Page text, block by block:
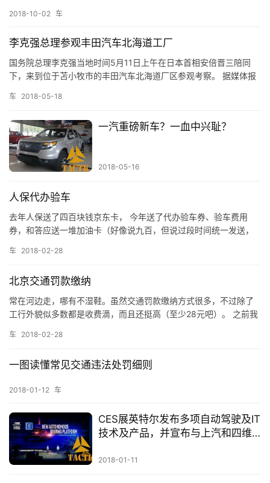
首
战
术
客
K
淘
宝
T
K
微
题
装
备
资
料
登录
2018-10-02 车
李克强总理参观丰田汽车北海道工厂
国务院总理李克强当地时间5月11日上午在日本首相安倍晋三陪同
下，来到位于苫小牧市的丰田汽车北海道厂区参观考察。 据媒体报
总理，主要报道的技术有三个：多功能出行平台、自动驾驶、氢燃
纯电动车，以及加满油续航里程可达1000公里的汽车等。 在此我…
车 2018-05-18
一汽重磅新车？一血中兴耻？
2018-05-16
人保代办验车
去年人保送了四百块钱京东卡， 今年送了代办验车券、验车费用
券，和答应送一堆加油卡（好像说九百，但说过段时间统一发送，
接在领取界面拨打了人保预约，问了券号和一些信息，就约定了时
话，约好时间地点，带上“交强险打印件（因为现在是电子保单，需
要自己下…
车 2018-02-28
北京交通罚款缴纳
常在河边走，哪有不湿鞋。虽然交通罚款缴纳方式很多，不过除了
工行外貌似多数都是收费滴，而且还挺高（至少28元吧）。 之前我
与工行的系列U盾驱动不兼容，加上现在普遍“快捷支付”所以已不用
交警”APP，不过2018年2月份缴纳的时候发现…
车 2018-02-28
一图读懂常见交通违法处罚细则
2018-01-12 车
CES展英特尔发布多项自动驾驶及IT
技术及产品，并宣布与上汽和四维
2018-01-11